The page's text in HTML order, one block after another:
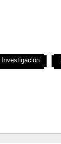
Investigación